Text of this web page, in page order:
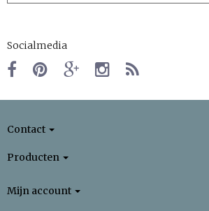
Socialmedia
Contact
Producten
Mijn account